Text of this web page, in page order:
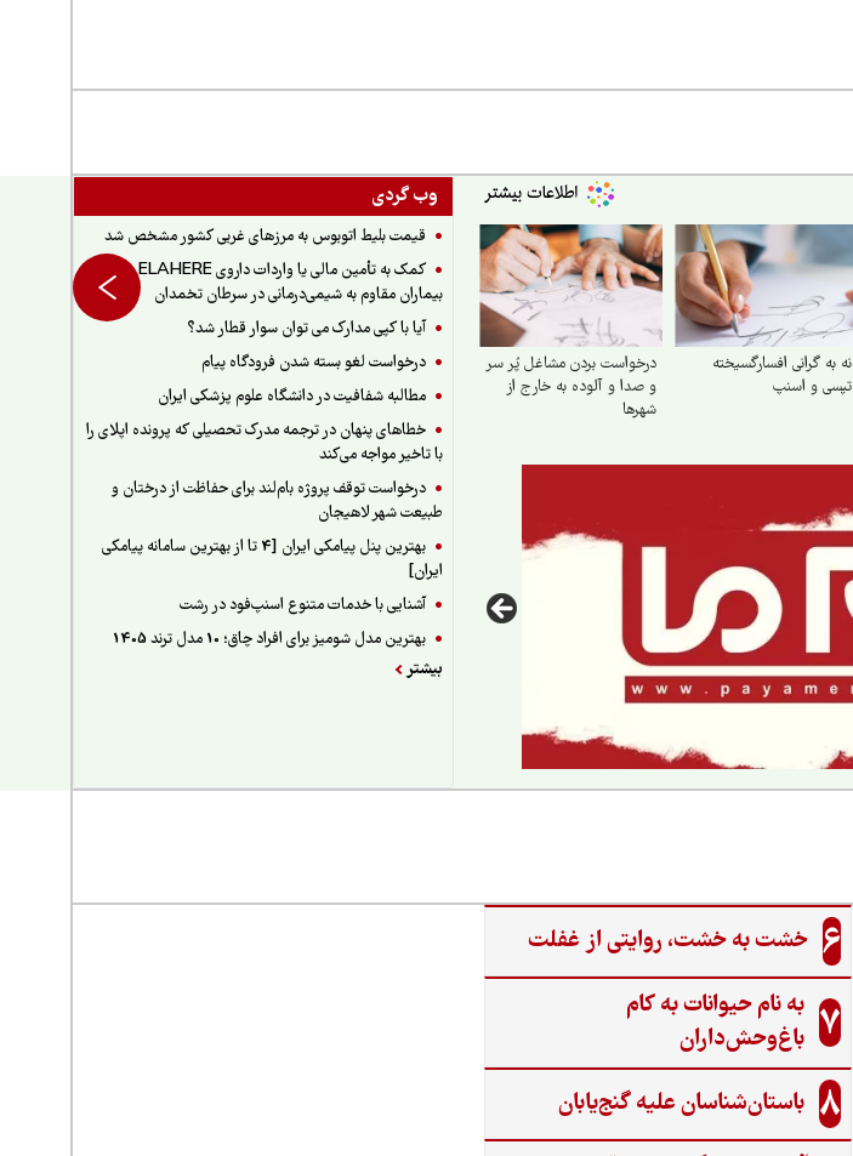
وب گردی
قیمت بلیط اتوبوس به مرزهای غربی کشور مشخص شد
کمک به تأمین مالی یا واردات داروی ELAHERE برای
بیماران مقاوم به شیمی‌درمانی در سرطان تخمدان
آیا با کپی مدارک می توان سوار قطار شد؟
درخواست لغو بسته شدن فرودگاه پیام
مطالبه شفافیت در دانشگاه علوم پزشکی ایران
خطاهای پنهان در ترجمه مدرک تحصیلی که پرونده اپلای را
با تاخیر مواجه می‌کند
درخواست توقف پروژه بام‌لند برای حفاظت از درختان و
طبیعت شهر لاهیجان
بهترین پنل پیامکی ایران [4 تا از بهترین سامانه پیامکی
ایران]
آشنایی با خدمات متنوع اسنپ‌فود در رشت
بهترین مدل شومیز برای افراد چاق؛ 10 مدل ترند 1405
بیشتر
نه به گرانی افسارگسیخته
تپسی و اسنپ
درخواست بردن مشاغل پُر سر
و صدا و آلوده به خارج از
شهرها
6 خشت به خشت، روایتی از غفلت
7 به نام حیوانات به کام
باغ‌وحش‌داران
8 باستان‌شناسان علیه گنج‌یابان